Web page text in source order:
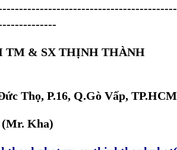
TM & SX THỊNH THÀNH
Thọ, P.16, Q.Gò Vấp, TP.HCM
(Mr. Kha)